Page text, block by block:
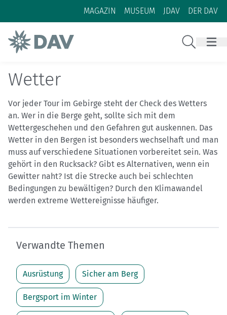
Zum Inhalt
Zur Footer-Navigation
MAGAZIN MUSEUM JDAV DER DAV
Wetter
Vor jeder Tour im Gebirge steht der Check des Wetters
an. Wer in die Berge geht, sollte sich mit dem
Wettergeschehen und den Gefahren gut auskennen. Das
Wetter in den Bergen ist besonders wechselhaft und man
muss auf verschiedene Situationen vorbereitet sein. Was
gehört in den Rucksack? Gibt es Alternativen, wenn ein
Gewitter naht? Ist die Strecke auch bei schlechten
Bedingungen zu bewältigen? Durch den Klimawandel
werden extreme Wettereignisse häufiger.
Verwandte Themen
Ausrüstung Sicher am Berg
Bergsport im Winter